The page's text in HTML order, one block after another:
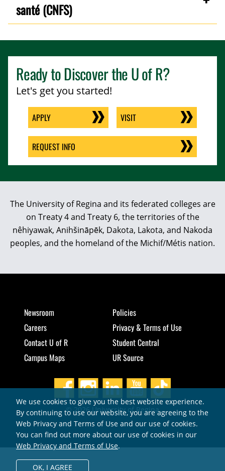
santé (CNFS)
Ready to Discover theU of R?
Let's get you started!
APPLY VISIT
REQUEST INFO
The University of Regina and its federated colleges are
on Treaty 4 and Treaty 6, the territories of the
nêhiyawak, Anihšināpēk, Dakota, Lakota, and Nakoda
peoples, and the homeland of the Michif/Métis nation.
Newsroom
Careers
Contact U of R
Campus Maps
Policies
Privacy & Terms of Use
Student Central
UR Source
© 2026 University of Regina
We use cookies to give you the best website experience.
By continuing to use our website, you are agreeing to the
Web Privacy and Terms of Use and our use of cookies.
You can find out more about our use of cookies in our
Web Privacy and Terms of Use.
OK, I AGREE